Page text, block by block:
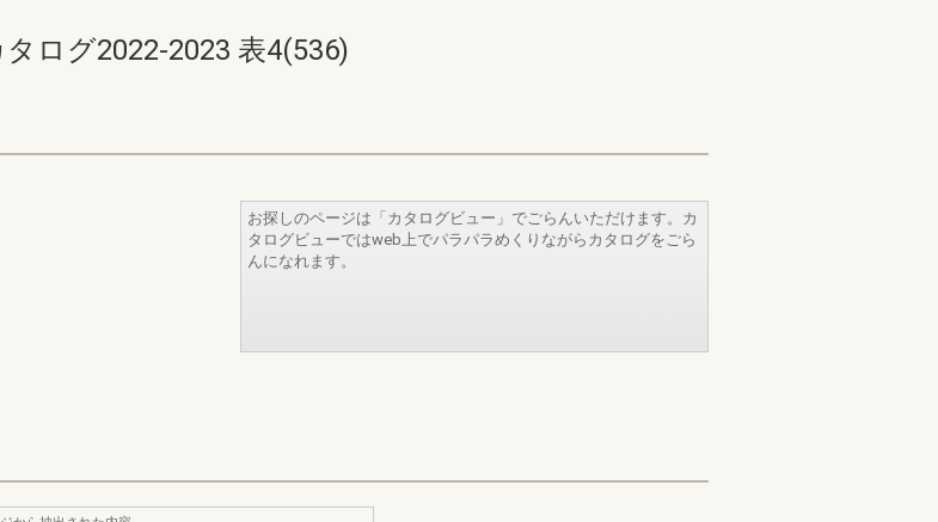
ログ2022-2023 表4(536)
お探しのページは「カタログビュー」でごらんいただけます。カ
タログビューではweb上でパラパラめくりながらカタログをごら
んになれます。